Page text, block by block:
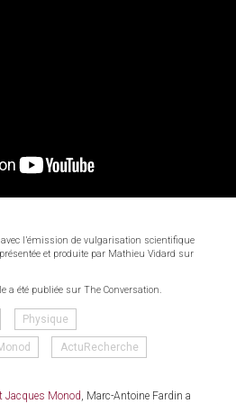
l’émission de vulgarisation scientifique
et produite par Mathieu Vidard sur
a été publiée sur The Conversation.
Physique
ActuRecherche
Jacques Monod, Marc-Antoine Fardin a